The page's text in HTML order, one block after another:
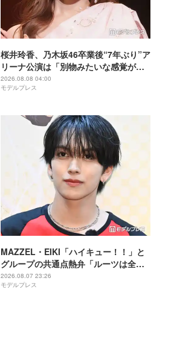
桜井玲香、乃木坂46卒業後“7年ぶり”ア
リーナ公演は「別物みたいな感覚があ
る」【New HISTORY COMING】
2026.08.08 04:00
モデルプレス
MAZZEL・EIKI「ハイキュー！！」と
グループの共通点熱弁「ルーツは全然
違うんですけど」
2026.08.07 23:26
モデルプレス